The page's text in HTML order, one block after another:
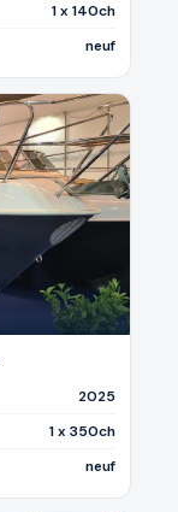
1 x 140ch
neuf
2025
1 x 350ch
neuf